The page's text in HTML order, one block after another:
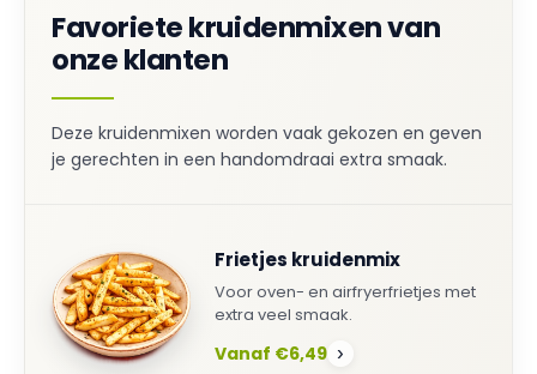
Favoriete kruidenmixen van
onze klanten
Deze kruidenmixen worden vaak gekozen en geven
je gerechten in een handomdraai extra smaak.
Frietjes kruidenmix
Voor oven- en airfryerfrietjes met
extra veel smaak.
Vanaf €6,49 ›